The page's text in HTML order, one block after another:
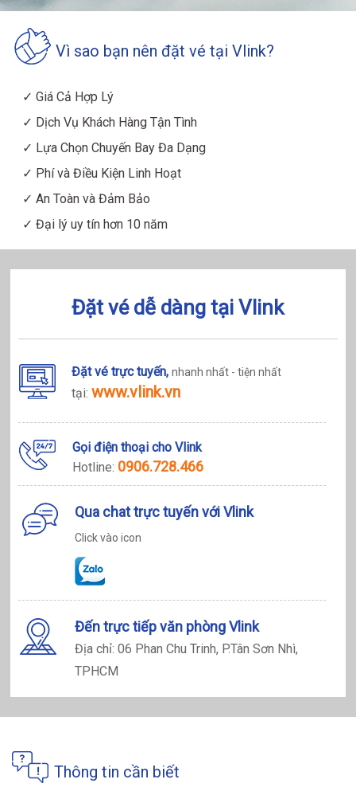
Vì sao bạn nên đặt vé tại Vlink?
✓ Giá Cả Hợp Lý
✓ Dịch Vụ Khách Hàng Tận Tình
✓ Lựa Chọn Chuyến Bay Đa Dạng
✓ Phí và Điều Kiện Linh Hoạt
✓ An Toàn và Đảm Bảo
✓ Đại lý uy tín hơn 10 năm
Đặt vé dễ dàng tại Vlink
Đặt vé trực tuyến,nhanh nhất - tiện nhất
tại:www.vlink.vn
Gọi điện thoại cho Vlink
Hotline: 0906.728.466
Qua chat trực tuyến với Vlink
Click vào icon
Đến trực tiếp văn phòng Vlink
Địa chỉ: 06 Phan Chu Trinh, P.Tân Sơn Nhì,
TPHCM
Thông tin cần biết